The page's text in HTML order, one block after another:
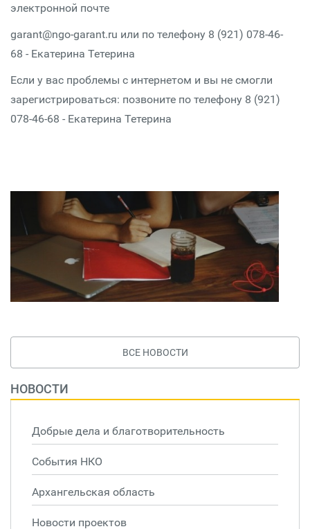
электронной почте
garant@ngo-garant.ru или по телефону 8 (921) 078-46-
68 - Екатерина Тетерина
Если у вас проблемы с интернетом и вы не смогли
зарегистрироваться: позвоните по телефону 8 (921)
078-46-68 - Екатерина Тетерина
ВСЕ НОВОСТИ
НОВОСТИ
Добрые дела и благотворительность
События НКО
Архангельская область
Новости проектов